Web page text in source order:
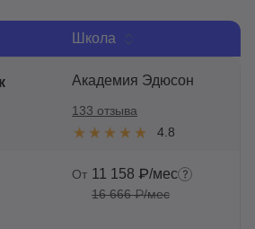
Школа
Академия Эдюсон
4.8
133 отзыва
От 11 158 ₽/мес
16 666 ₽/мес